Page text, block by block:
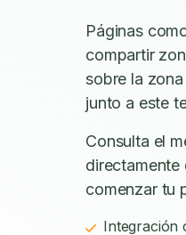
Páginas
compartir
sobre la
junto a este
Consulta el
directamente
comenzar tu
Integración